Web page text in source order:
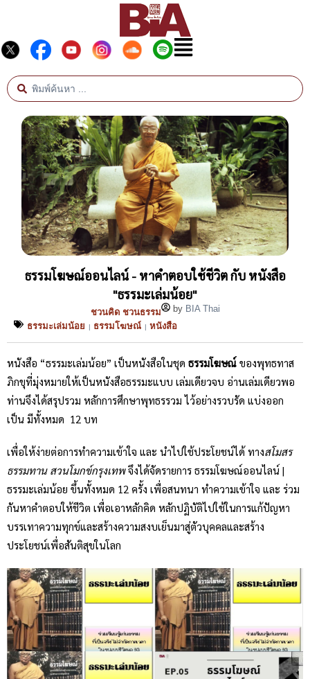
ธรรมโฆษณ์ออนไลน์ - หาคำตอบใช้ชีวิต กับ หนังสือ
"ธรรมะเล่มน้อย"
ชวนคิด ชวนธรรม by BIA Thai
ธรรมะเล่มน้อย
| ธรรมโฆษณ์ | หนังสือ
หนังสือ “ธรรมะเล่มน้อย” เป็นหนังสือในชุด ธรรมโฆษณ์ ของพุทธทาส
ภิกขุที่มุ่งหมายให้เป็นหนังสือธรรมะแบบ เล่มเดียวจบ อ่านเล่มเดียวพอ
ท่านจึงได้สรุปรวม หลักการศึกษาพุทธรรวม ไว้อย่างรวบรัด แบ่งออก
เป็น มีทั้งหมด 12 บท
เพื่อให้ง่ายต่อการทำความเข้าใจ และ นำไปใช้ประโยชน์ได้ ทางสโมสร
ธรรมทาน สวนโมกข์กรุงเทพจึงได้จัดรายการ ธรรมโฆษณ์ออนไลน์ |
ธรรมะเล่มน้อย ขึ้นทั้งหมด 12 ครั้ง เพื่อสนทนา ทำความเข้าใจ และ ร่วม
กันหาคำตอบให้ชีวิต เพื่อเอาหลักคิด หลักปฏิบัติไปใช้ในการแก้ปัญหา
บรรเทาความทุกข์และสร้างความสงบเย็นมาสู่ตัวบุคคลและสร้าง
ประโยชน์เพื่อสันติสุขในโลก